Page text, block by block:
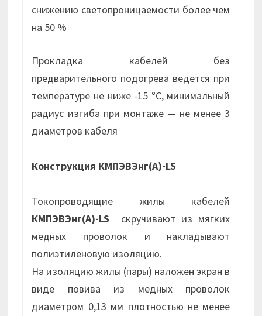
снижению светопроницаемости более чем
на 50 %
Прокладка кабелей без
предварительного подогрева ведется при
температуре не ниже -15 °С, минимальный
радиус изгиба при монтаже — не менее 3
диаметров кабеля
Конструкция КМПЭВЭнг(А)-LS
Токопроводящие жилы кабелей
КМПЭВЭнг(А)-LS
скручивают из мягких
медных проволок и накладывают
полиэтиленовую изоляцию.
На изоляцию жилы (пары) наложен экран в
виде повива из медных проволок
диаметром 0,13 мм плотностью не менее